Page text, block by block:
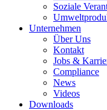
Soziale
Unternehmen
Über Uns
Kontakt
Jobs &
Compliance
News
Videos
Downloads